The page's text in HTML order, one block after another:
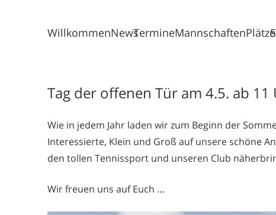
WillkommenNewsTermineMannschaftenPlätze
Tag der offenen Tür am 4.5. ab 11
Wie in jedem Jahr laden wir zum Beginn der
Interessierte, Klein und Groß auf unsere schöne
den tollen Tennissport und unseren Club
Wir freuen uns auf Euch …